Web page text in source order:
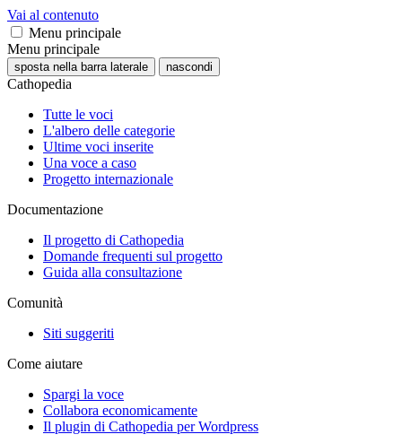
Vai al contenuto
Menu principale
Menu principale
sposta nella barra laterale nascondi
Cathopedia
Tutte le voci
L'albero delle categorie
Ultime voci inserite
Una voce a caso
Progetto internazionale
Documentazione
Il progetto di Cathopedia
Domande frequenti sul progetto
Guida alla consultazione
Comunità
Siti suggeriti
Come aiutare
Spargi la voce
Collabora economicamente
Il plugin di Cathopedia per Wordpress